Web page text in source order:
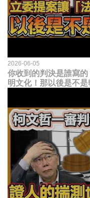
2026-06-05
你收到的判決是誰寫的
明文化！那以後是不